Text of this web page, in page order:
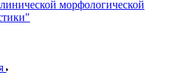
морфологической